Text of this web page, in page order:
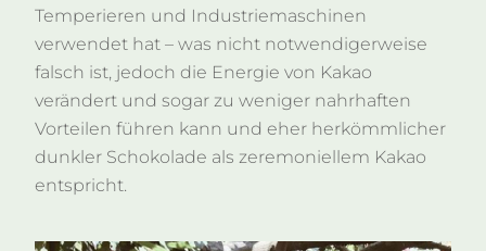
Temperieren und Industriemaschinen
verwendet hat – was nicht notwendigerweise
falsch ist, jedoch die Energie von Kakao
verändert und sogar zu weniger nahrhaften
Vorteilen führen kann und eher herkömmlicher
dunkler Schokolade als zeremoniellem Kakao
entspricht.